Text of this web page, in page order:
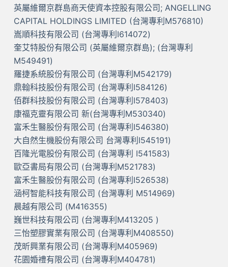
英屬維爾京群島商天使資本控股有限公司; ANGELLING
CAPITAL HOLDINGS LIMITED (台灣專利M576810)
嵩順科技有限公司 (台灣專利I614072)
奎艾特股份有限公司 (英屬維爾京群島); (台灣專利
M549491)
羅捷系統股份有限公司 (台灣專利M542179)
鼎翰科技股份有限公司 (台灣專利I584126)
佰群科技股份有限公司 (台灣專利I578403)
康福克靈有限公司 新(台灣專利M530340)
富禾生醫股份有限公司 (台灣專利I546380)
大自然生機股份有限公司 台灣專利I545191)
百隆光電股份有限公司 (台灣專利 I541583)
歐亞書局有限公司 (台灣專利M521783)
富禾生醫股份有限公司 (台灣專利I526538)
涵柯智能科技有限公司 (台灣專利 M514969)
晨越有限公司 (M416355)
巍世科技有限公司 (台灣專利M413205 )
三怡塑膠實業有限公司 (台灣專利M408550)
茂昕興業有限公司 (台灣專利M405969)
花園婚禮有限公司 (台灣專利M404781)